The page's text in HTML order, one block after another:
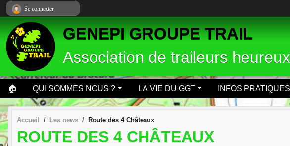
GENEPI GROUPE TRAIL
Association de traileurs heureux
🏠 QUI SOMMES NOUS ? LA VIE DU GGT INFOS PRATIQUES
Accueil Les news Route des 4 Châteaux
ROUTE DES 4 CHÂTEAUX
Se connecter
Panneau de gestion des cookies